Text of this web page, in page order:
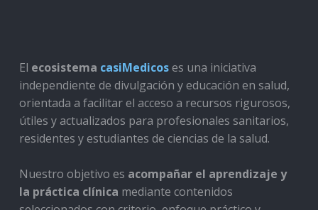
El ecosistema casiMedicoses una iniciativa
independiente de divulgación y educación en salud,
orientada a facilitar el acceso a recursos rigurosos,
útiles y actualizados para profesionales sanitarios,
residentes y estudiantes de ciencias de la salud.
Nuestro objetivo es acompañar el aprendizaje y
la práctica clínica mediante contenidos